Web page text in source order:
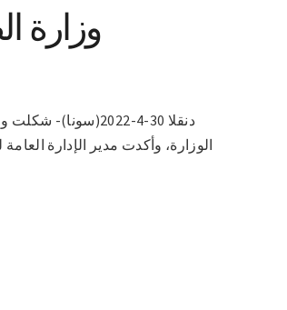
وزارة
دنقلا 30-4-
الوزارة، وأكدت مدير الإدارة